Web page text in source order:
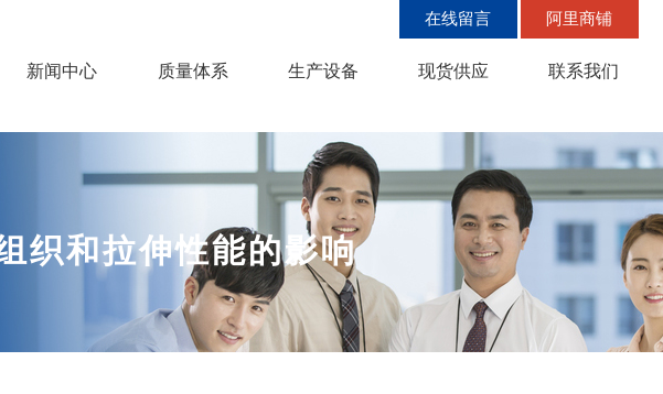
新闻中心 质量体系 生产设备 现货供应 联系我们
在线留言 阿里商铺
织和拉伸性能的影响